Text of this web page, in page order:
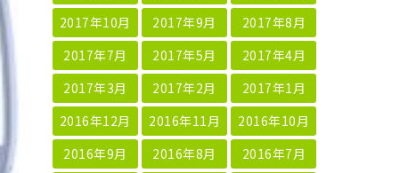
2017年10月
2017年9月
2017年8月
2017年7月
2017年5月
2017年4月
2017年3月
2017年2月
2017年1月
2016年12月
2016年11月
2016年10月
2016年9月
2016年8月
2016年7月